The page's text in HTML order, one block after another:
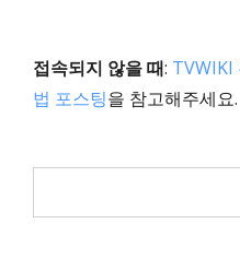
접속되지 않을 때: TVWIKI
법 포스팅을 참고해주세요.